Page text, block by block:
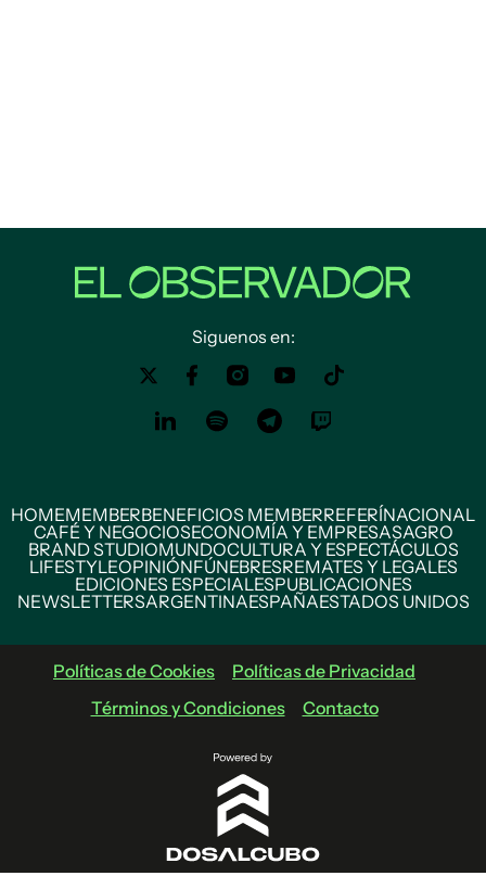
Siguenos en:
HOMEMEMBERBENEFICIOS MEMBERREFERÍNACIONAL
CAFÉ Y NEGOCIOSECONOMÍA Y EMPRESASAGRO
BRAND STUDIOMUNDOCULTURA Y ESPECTÁCULOS
LIFESTYLEOPINIÓNFÚNEBRESREMATES Y LEGALES
EDICIONES ESPECIALESPUBLICACIONES
NEWSLETTERSARGENTINAESPAÑAESTADOS UNIDOS
Políticas de Cookies
Políticas de Privacidad
Términos y Condiciones
Contacto